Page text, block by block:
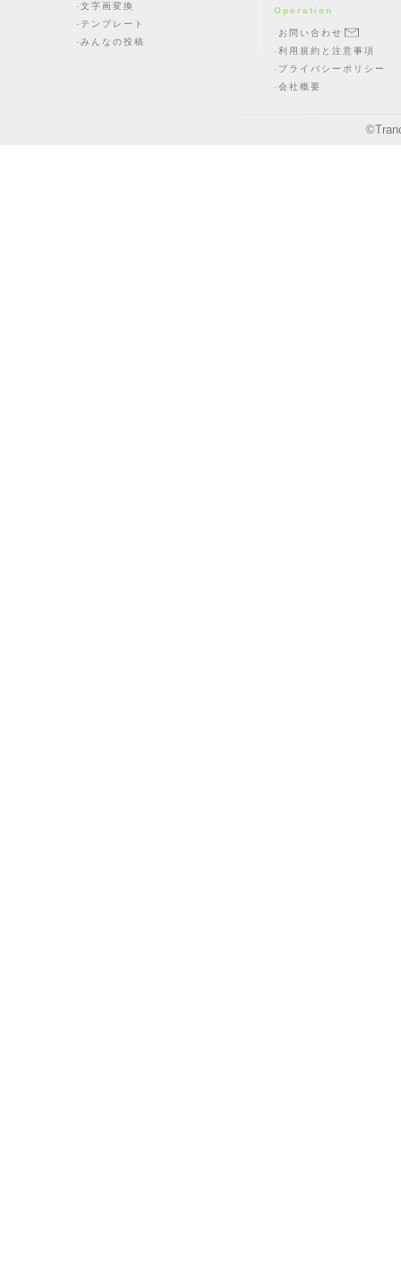
文字画変換
テンプレート
みんなの投稿
Operation
お問い合わせ
利用規約と注意事項
プライバシーポリシー
会社概要
©